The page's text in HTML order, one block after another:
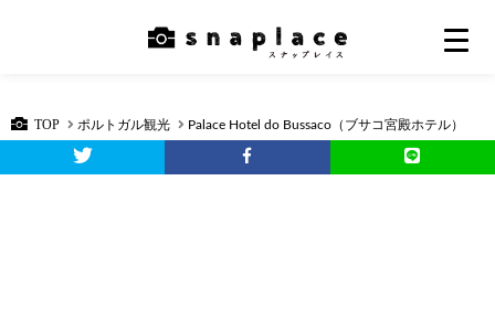
TOP ポルトガル観光 Palace Hotel do Bussaco（ブサコ宮殿ホテル）